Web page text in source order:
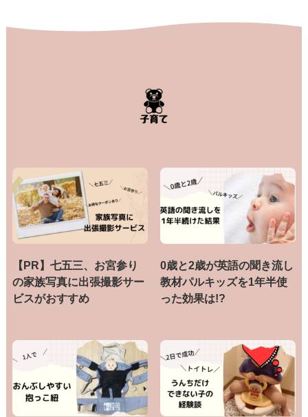
【PR】七五三、お宮参り
の家族写真に出張撮影サー
ビスがおすすめ
0歳と2歳が英語の聞き流し
教材パルキッズを1年半使
った効果は!?